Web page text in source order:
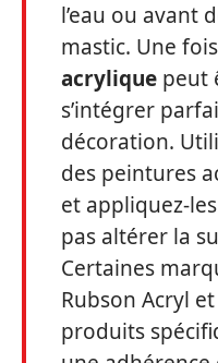
l’eau ou avant
mastic. Une
acrylique peut
s’intégrer
décoration.
des peintures
et appliquez-
pas altérer la
Certaines
Rubson Acryl
produits